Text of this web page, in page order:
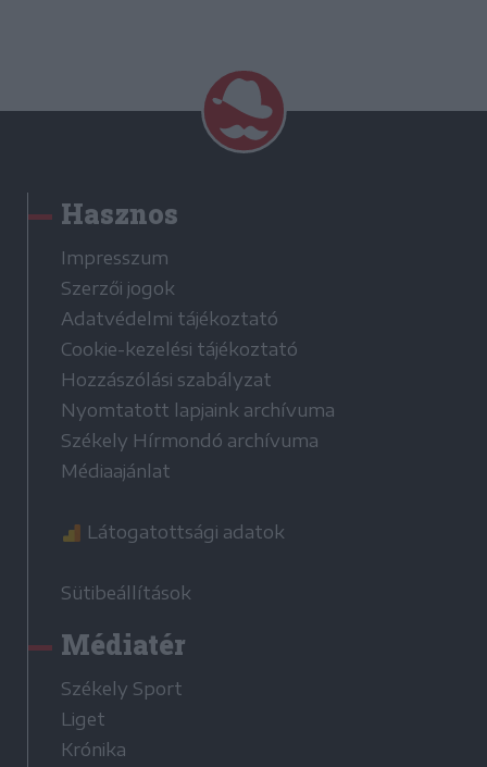
Hasznos
Impresszum
Szerzői jogok
Adatvédelmi tájékoztató
Cookie-kezelési tájékoztató
Hozzászólási szabályzat
Nyomtatott lapjaink archívuma
Székely Hírmondó archívuma
Médiaajánlat
Látogatottsági adatok
Sütibeállítások
Médiatér
Székely Sport
Liget
Krónika